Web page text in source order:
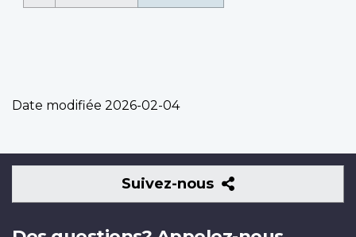
suivante
page
Date modifiée 2026-02-04
Suivez-nous
Suivez-
nous